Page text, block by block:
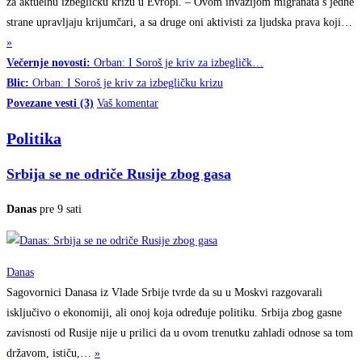
strane upravljaju krijumčari, a sa druge oni aktivisti za ljudska prava koji…
»
Večernje novosti: Orban: I Soroš je kriv za izbegličk…
Blic: Orban: I Soroš je kriv za izbegličku krizu
Povezane vesti (3) Vaš komentar
Politika
Srbija se ne odriče Rusije zbog gasa
Danas pre 9 sati
Danas
Sagovornici Danasa iz Vlade Srbije tvrde da su u Moskvi razgovarali
isključivo o ekonomiji, ali onoj koja određuje politiku. Srbija zbog gasne
zavisnosti od Rusije nije u prilici da u ovom trenutku zahladi odnose sa tom
državom, ističu,… »